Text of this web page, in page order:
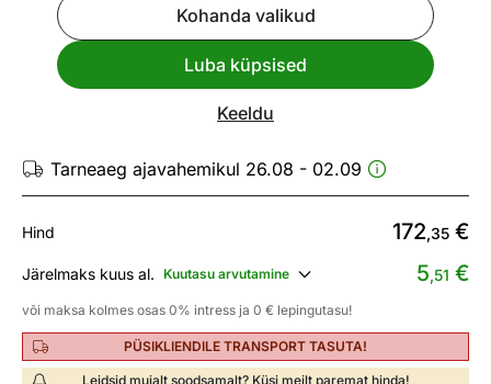
Kohanda valikud
Luba küpsised
Keeldu
Tarneaeg ajavahemikul 26.08 - 02.09
Hind 172,35 €
Järelmaks kuus al. Kuutasu arvutamine 5,51 €
või maksa kolmes osas 0% intress ja 0 € lepingutasu!
PÜSIKLIENDILE TRANSPORT TASUTA!
Leidsid mujalt soodsamalt? Küsi meilt paremat hinda!